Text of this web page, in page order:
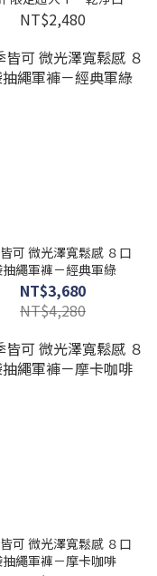
NT$2,480
可 微光澤寬鬆感 ８口
抽繩軍褲－經典軍綠
NT$3,680
NT$4,280
可 微光澤寬鬆感 ８口
抽繩軍褲－摩卡咖啡